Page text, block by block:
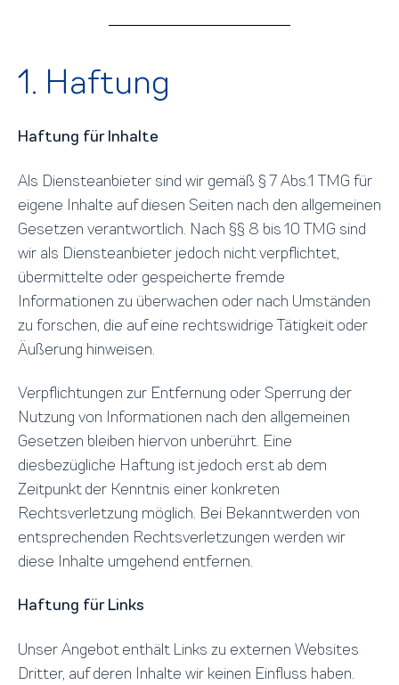
1. Haftung
Haftung für Inhalte
Als Diensteanbieter sind wir gemäß § 7 Abs.1 TMG für
eigene Inhalte auf diesen Seiten nach den allgemeinen
Gesetzen verantwortlich. Nach §§ 8 bis 10 TMG sind
wir als Diensteanbieter jedoch nicht verpflichtet,
übermittelte oder gespeicherte fremde
Informationen zu überwachen oder nach Umständen
zu forschen, die auf eine rechtswidrige Tätigkeit oder
Äußerung hinweisen.
Verpflichtungen zur Entfernung oder Sperrung der
Nutzung von Informationen nach den allgemeinen
Gesetzen bleiben hiervon unberührt. Eine
diesbezügliche Haftung ist jedoch erst ab dem
Zeitpunkt der Kenntnis einer konkreten
Rechtsverletzung möglich. Bei Bekanntwerden von
entsprechenden Rechtsverletzungen werden wir
diese Inhalte umgehend entfernen.
Haftung für Links
Unser Angebot enthält Links zu externen Websites
Dritter, auf deren Inhalte wir keinen Einfluss haben.